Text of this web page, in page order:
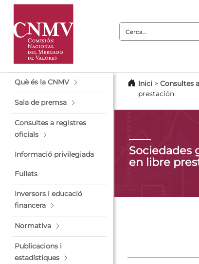
Cerca:
Què és la CNMV
Sala de premsa
Consultes a registres
oficials
Informació privilegiada
Fullets
Inversors i educació
financera
Normativa
Publicacions i
estadístiques
Inici > Consultes
prestación
Sociedades
en libre